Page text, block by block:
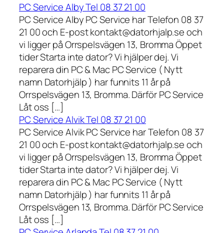
PC Service Alby Tel 08 37 21 00
PC Service Alby PC Service har Telefon 08 37
21 00 och E-post kontakt@datorhjalp.se och
vi ligger på Orrspelsvägen 13, Bromma Öppet
tider Starta inte dator? Vi hjälper dej. Vi
reparera din PC & Mac PC Service ( Nytt
namn Datorhjälp ) har funnits 11 år på
Orrspelsvägen 13, Bromma. Därför PC Service
Låt oss […]
PC Service Alvik Tel 08 37 21 00
PC Service Alvik PC Service har Telefon 08 37
21 00 och E-post kontakt@datorhjalp.se och
vi ligger på Orrspelsvägen 13, Bromma Öppet
tider Starta inte dator? Vi hjälper dej. Vi
reparera din PC & Mac PC Service ( Nytt
namn Datorhjälp ) har funnits 11 år på
Orrspelsvägen 13, Bromma. Därför PC Service
Låt oss […]